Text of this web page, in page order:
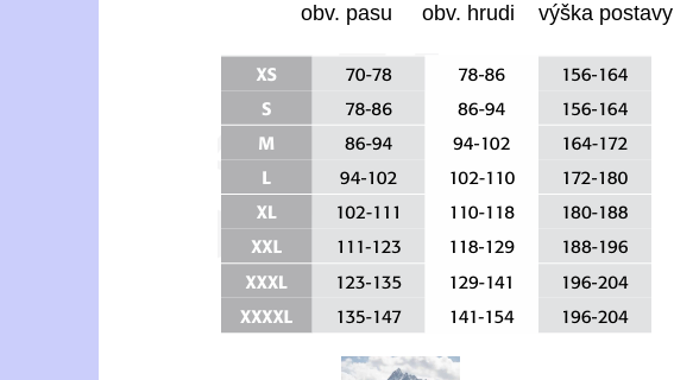
obv. pasu obv. hrudi výška postavy